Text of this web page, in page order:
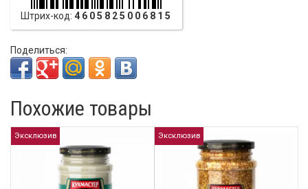
Штрих-код: 4605825006815
Поделиться:
Похожие товары
Эксклюзив Эксклюзив